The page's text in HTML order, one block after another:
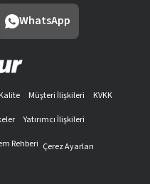
WhatsApp
Kalite Müşteri İlişkileri
KVKK
Yatırımcı İlişkileri
Rehberi Çerez Ayarları